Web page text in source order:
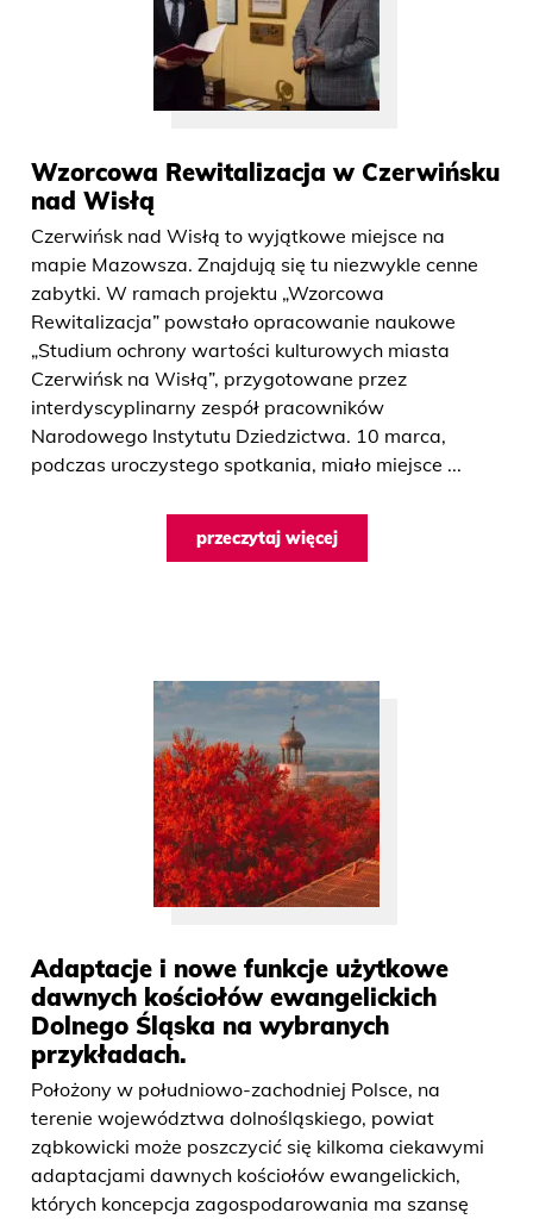
Wzorcowa Rewitalizacja w Czerwińsku
nad Wisłą
Czerwińsk nad Wisłą to wyjątkowe miejsce na
mapie Mazowsza. Znajdują się tu niezwykle cenne
zabytki. W ramach projektu „Wzorcowa
Rewitalizacja” powstało opracowanie naukowe
„Studium ochrony wartości kulturowych miasta
Czerwińsk na Wisłą”, przygotowane przez
interdyscyplinarny zespół pracowników
Narodowego Instytutu Dziedzictwa. 10 marca,
podczas uroczystego spotkania, miało miejsce ...
przeczytaj więcej
Adaptacje i nowe funkcje użytkowe
dawnych kościołów ewangelickich
Dolnego Śląska na wybranych
przykładach.
Położony w południowo-zachodniej Polsce, na
terenie województwa dolnośląskiego, powiat
ząbkowicki może poszczycić się kilkoma ciekawymi
adaptacjami dawnych kościołów ewangelickich,
których koncepcja zagospodarowania ma szansę